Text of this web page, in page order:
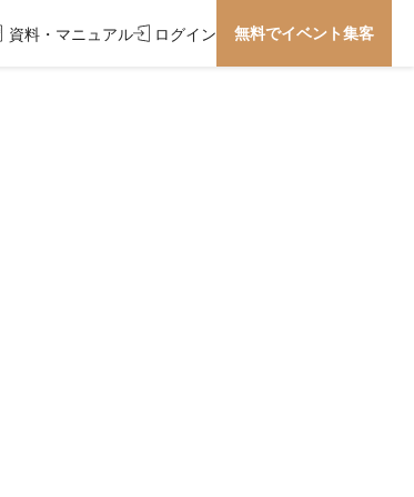
資料・マニュアル ログイン 無料でイベント集客